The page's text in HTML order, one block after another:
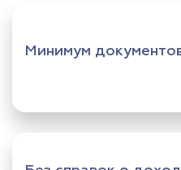
Минимум